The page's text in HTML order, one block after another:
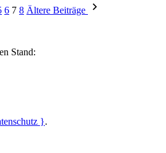
6 7 8 Ältere Beiträge
Stand:
}.